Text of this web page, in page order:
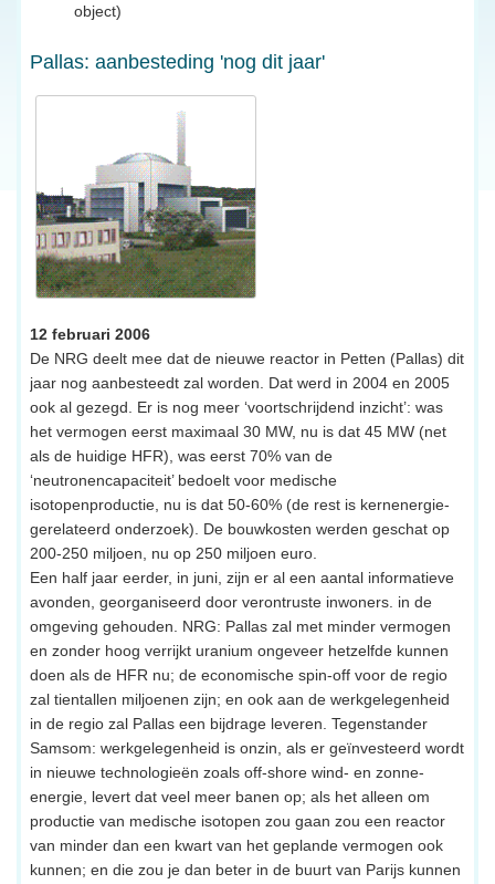
object)
Pallas: aanbesteding 'nog dit jaar'
12 februari 2006
De NRG deelt mee dat de nieuwe reactor in Petten (Pallas) dit
jaar nog aanbesteedt zal worden. Dat werd in 2004 en 2005
ook al gezegd. Er is nog meer ‘voortschrijdend inzicht’: was
het vermogen eerst maximaal 30 MW, nu is dat 45 MW (net
als de huidige HFR), was eerst 70% van de
‘neutronencapaciteit’ bedoelt voor medische
isotopenproductie, nu is dat 50-60% (de rest is kernenergie-
gerelateerd onderzoek). De bouwkosten werden geschat op
200-250 miljoen, nu op 250 miljoen euro.
Een half jaar eerder, in juni, zijn er al een aantal informatieve
avonden, georganiseerd door verontruste inwoners. in de
omgeving gehouden. NRG: Pallas zal met minder vermogen
en zonder hoog verrijkt uranium ongeveer hetzelfde kunnen
doen als de HFR nu; de economische spin-off voor de regio
zal tientallen miljoenen zijn; en ook aan de werkgelegenheid
in de regio zal Pallas een bijdrage leveren. Tegenstander
Samsom: werkgelegenheid is onzin, als er geïnvesteerd wordt
in nieuwe technologieën zoals off-shore wind- en zonne-
energie, levert dat veel meer banen op; als het alleen om
productie van medische isotopen zou gaan zou een reactor
van minder dan een kwart van het geplande vermogen ook
kunnen; en die zou je dan beter in de buurt van Parijs kunnen